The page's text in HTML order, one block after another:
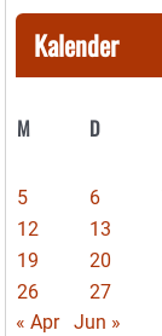
Kalender
M D
5
6
12
13
19
20
26
27
« Apr
Jun »